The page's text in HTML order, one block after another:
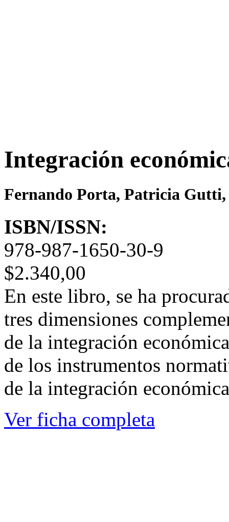
Integración
Fernando Porta, Patricia
ISBN/ISSN:
978-987-1650-30-9
$2.340,00
En este libro, se ha
tres dimensiones
de la integración
de los instrumentos
de la integración
Ver ficha completa